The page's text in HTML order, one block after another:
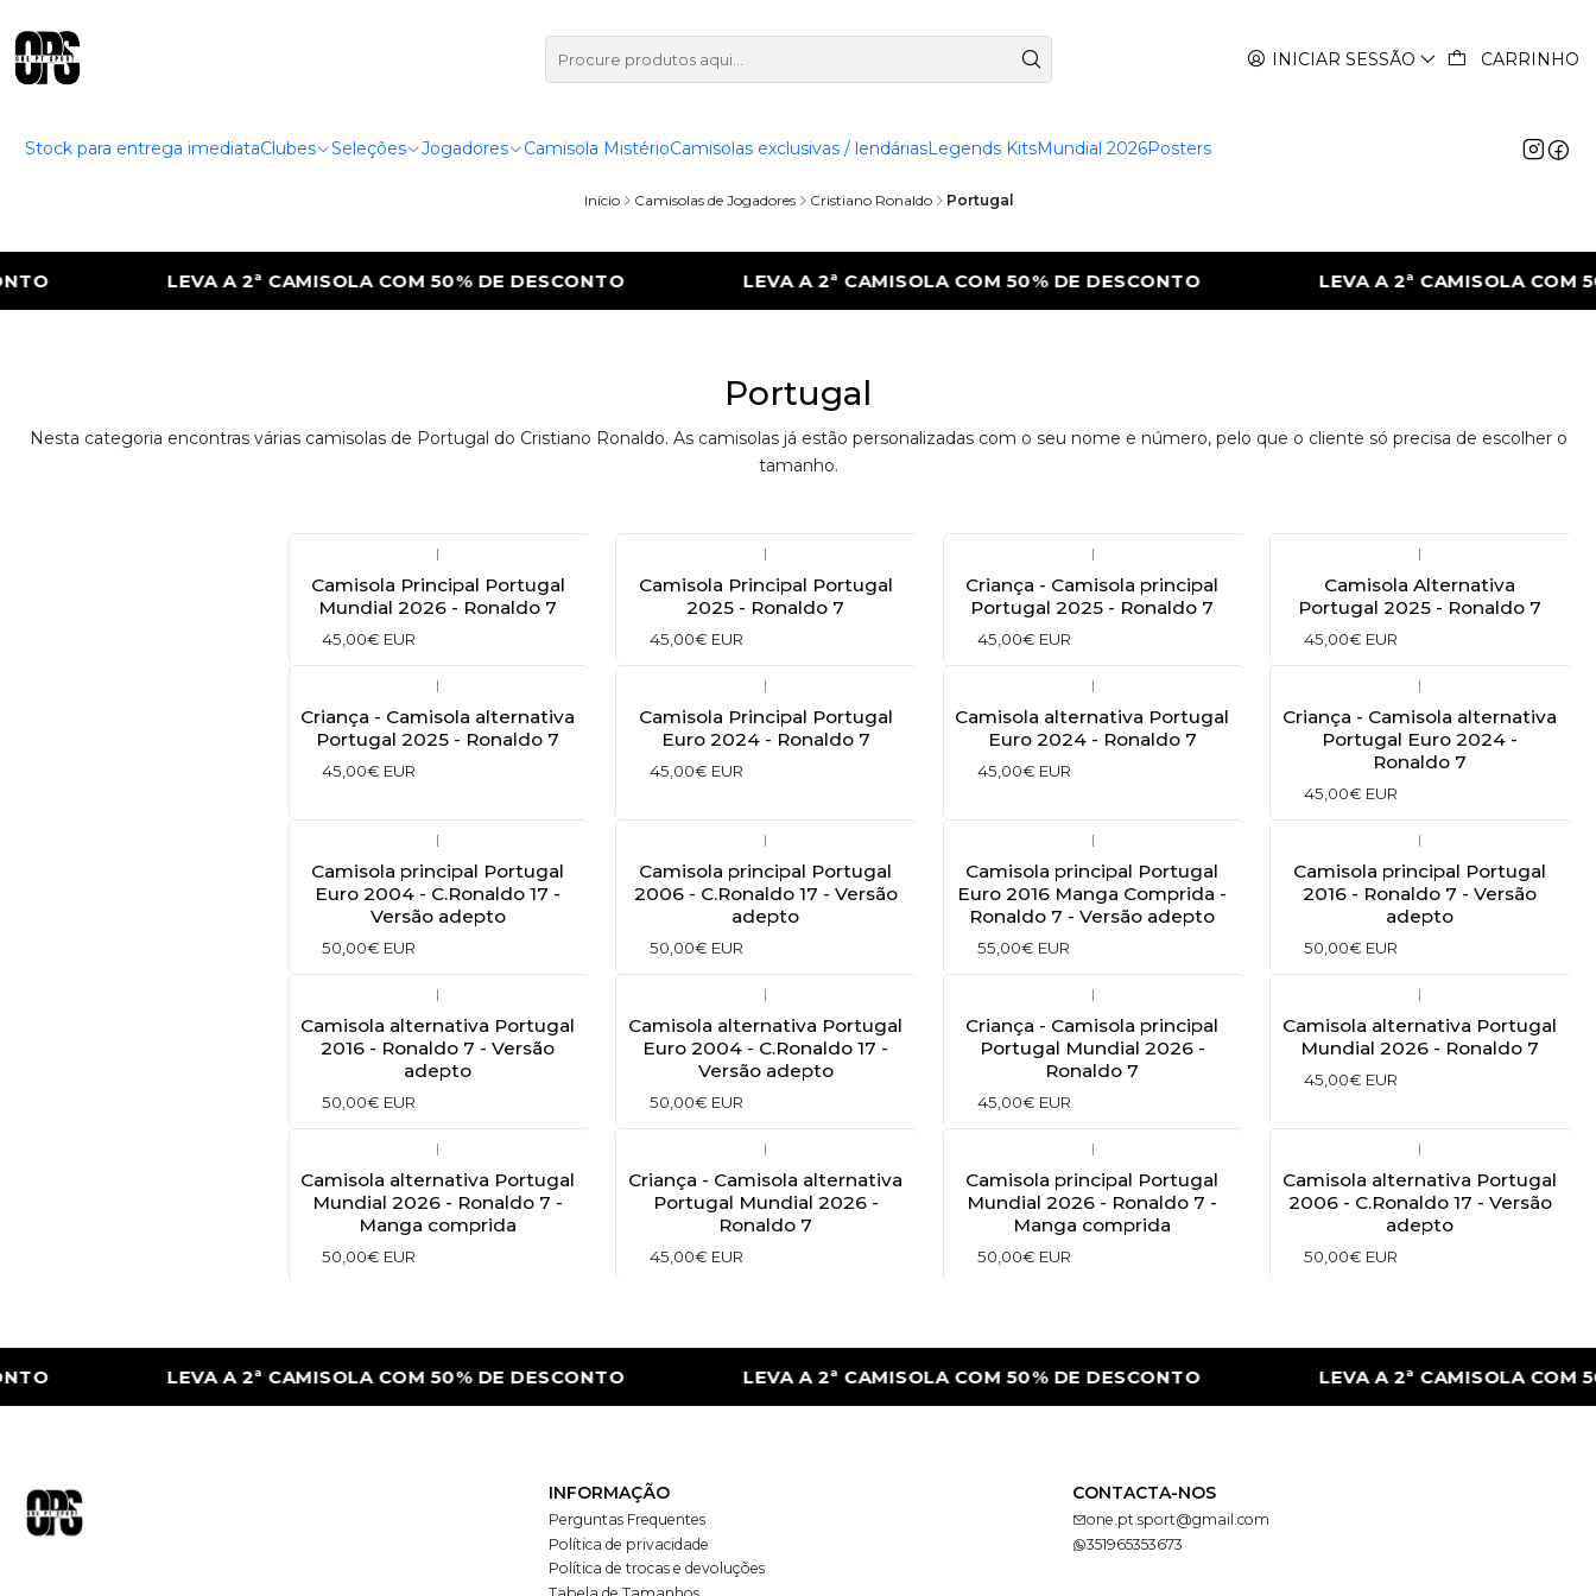
INICIAR SESSÃO CARRINHO
Stock para entrega imediataClubes Seleções Jogadores Camisola MistérioCamisolas exclusivas / lendáriasLegends KitsMundial 2026Posters
Início Camisolas de Jogadores Cristiano Ronaldo Portugal
LEVA A 2ª CAMISOLA COM 50% DE DESCONTO LEVA A 2ª CAMISOLA COM 50% DE DESCONTO LEVA A 2ª CAMISOLA COM 50%
Portugal
Nesta categoria encontras várias camisolas de Portugal do Cristiano Ronaldo. As camisolas já estão personalizadas com o seu nome e número, pelo que o cliente só precisa de escolher o
tamanho.
|
Camisola Principal Portugal
Mundial 2026 - Ronaldo 7
45,00€ EUR
|
Camisola Principal Portugal
2025 - Ronaldo 7
45,00€ EUR
|
Criança - Camisola principal
Portugal 2025 - Ronaldo 7
45,00€ EUR
|
Camisola Alternativa
Portugal 2025 - Ronaldo 7
45,00€ EUR
|
Criança - Camisola alternativa
Portugal 2025 - Ronaldo 7
45,00€ EUR
|
Camisola Principal Portugal
Euro 2024 - Ronaldo 7
45,00€ EUR
|
Camisola alternativa Portugal
Euro 2024 - Ronaldo 7
45,00€ EUR
|
Criança - Camisola alternativa
Portugal Euro 2024 -
Ronaldo 7
45,00€ EUR
Camisola principal Portugal
Euro 2004 - C.Ronaldo 17 -
Versão adepto
50,00€ EUR
Camisola principal Portugal
2006 - C.Ronaldo 17 - Versão
adepto
50,00€ EUR
Camisola principal Portugal
Euro 2016 Manga Comprida -
Ronaldo 7 - Versão adepto
55,00€ EUR
Camisola principal Portugal
2016 - Ronaldo 7 - Versão
adepto
50,00€ EUR
Camisola alternativa Portugal
2016 - Ronaldo 7 - Versão
adepto
50,00€ EUR
Camisola alternativa Portugal
Euro 2004 - C.Ronaldo 17 -
Versão adepto
50,00€ EUR
Criança - Camisola principal
Portugal Mundial 2026 -
Ronaldo 7
45,00€ EUR
Camisola alternativa Portugal
Mundial 2026 - Ronaldo 7
45,00€ EUR
Camisola alternativa Portugal
Mundial 2026 - Ronaldo 7 -
Manga comprida
50,00€ EUR
Criança - Camisola alternativa
Portugal Mundial 2026 -
Ronaldo 7
45,00€ EUR
Camisola principal Portugal
Mundial 2026 - Ronaldo 7 -
Manga comprida
50,00€ EUR
Camisola alternativa Portugal
2006 - C.Ronaldo 17 - Versão
adepto
50,00€ EUR
LEVA A 2ª CAMISOLA COM 50% DE DESCONTO LEVA A 2ª CAMISOLA COM 50% DE DESCONTO LEVA A 2ª CAMISOLA COM 50%
INFORMAÇÃO
Perguntas Frequentes
Política de privacidade
Política de trocas e devoluções
CONTACTA-NOS
one.pt.sport@gmail.com
351965353673